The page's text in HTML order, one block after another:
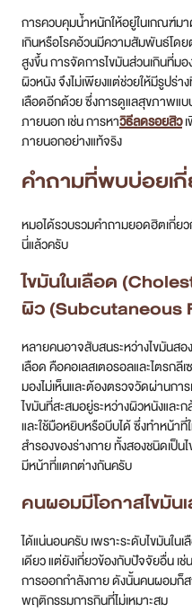
การควบคุมน้ำหนักให้อยู่ในเกณฑ์ม
เกินหรือโรคอ้วนมีความสัมพันธ์โดย
สูงขึ้น การจัดการไขมันส่วนเกินที่มอ
ผิวหนัง จึงไม่เพียงแต่ช่วยให้มีรูปร่
เลือดอีกด้วย ซึ่งการดูแลสุขภาพแ
ภายนอก เช่น การหาวิธีลดรอยสิว
ภายนอกอย่างแท้จริง
คำถามที่พบบ่อยเกี่
หมอได้รวบรวมคำถามยอดฮิตเกี่ย
นี่แล้วครับ
ไขมันในเลือด
ผิว (Subcutaneous
หลายคนอาจสับสนระหว่างไขมันส
เลือด คือคอเลสเตอรอลและไตรกลีเ
มองไม่เห็นและต้องตรวจวัดผ่านกา
ไขมันที่สะสมอยู่ระหว่างผิวหนังและก
และใช้มือหยิบหรือบีบได้ ซึ่งทำหน้า
สำรองของร่างกาย ทั้งสองชนิดเป็
มีหน้าที่แตกต่างกันครับ
คนผอมมีโอกาสไขมัน
ได้แน่นอนครับ เพราะระดับไขมันใ
เดียว แต่ยังเกี่ยวข้องกับปัจจัยอื่น เ
การออกกำลังกาย ดังนั้นคนผอมก็ส
พฤติกรรมการกินที่ไม่เหมาะสม